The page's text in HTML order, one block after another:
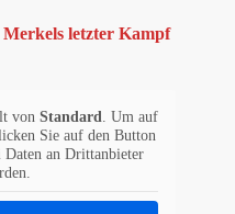
letzter Kampf
von Standard
. Um auf
Sie auf den Button
Daten an Drittanbieter